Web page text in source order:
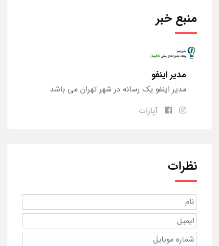
منبع خبر
مدیر اینفو
مدیر اینفو یک رسانه در شهر تهران می باشد
آپارات
نظرات